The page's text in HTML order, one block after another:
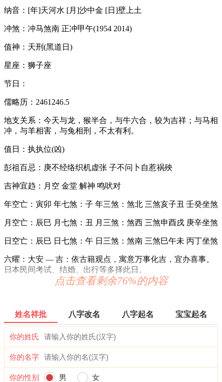
纳音：[年]天河水 [月]沙中金 [日]壁上土
冲煞：冲马煞南 正冲甲午(1954 2014)
值神：天刑(黑道日)
星座：狮子座
节日：
儒略历：2461246.5
地支关系：今天与龙，猴半合，与牛六合，较为吉祥；与马相
冲，与羊相害，与兔相刑，不太有利。
值日：执执位(凶)
彭祖百忌：庚不经络织机虚张 子不问卜自惹祸殃
吉神宜趋：月空 金堂 解神 鸣吠对
年空亡：寅卯 年七煞：子 年三煞：煞北 三煞亥子丑 壬癸坐煞
月空亡：辰巳 月七煞：丑 月三煞：煞西 三煞申酉戌 庚辛坐煞
日空亡：辰巳 日七煞：午 日三煞：煞南 三煞巳午未 丙丁坐煞
六曜：大安 — 吉：依古籍观点，寓意万事化吉，宜办喜事。
日本民间考试、结婚、出行等多择此日。
六曜，又称孔明六曜星、小六壬，是中国传统历法中的一种注
十二值日：执执位 — 吉：：吉：俗称“小黄道日”。吉。依古
籍观点，此日宜建屋、种植、捕捉；忌移居、出行、开
业。“执”有“执行、施行，掌握、控制，捉拿、拘捕”等意，建
房、种植、捕捉与此类意思相近，而移居、出行、开业则与其
相差较远，故有“执日宜建屋、种植、捕捉；忌移居、出行、
开业”之说。
点击查看剩余76%的内容
姓名祥批 八字改名 八字起名 宝宝起名
你的姓氏
你的名字
你的性别 男 女